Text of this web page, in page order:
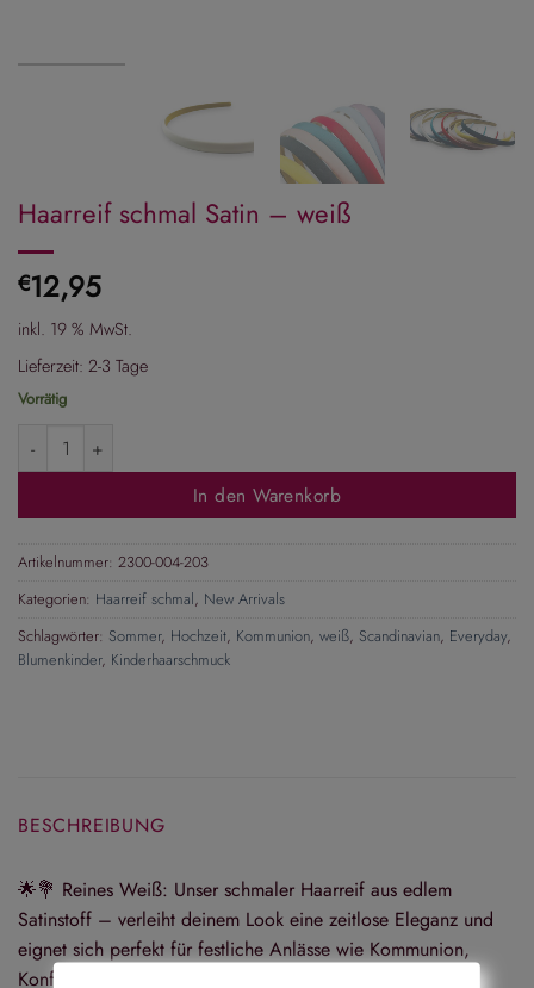
Haarreif schmal Satin – weiß
€12,95
inkl. 19 % MwSt.
Lieferzeit: 2-3 Tage
Vorrätig
Haarreif schmal Satin - weiß Menge
In den Warenkorb
Artikelnummer: 2300-004-203
Kategorien: Haarreif schmal, New Arrivals
Schlagwörter: Sommer, Hochzeit, Kommunion, weiß, Scandinavian, Everyday,
Blumenkinder, Kinderhaarschmuck
BESCHREIBUNG
🌟💐 Reines Weiß: Unser schmaler Haarreif aus edlem
Satinstoff – verleiht deinem Look eine zeitlose Eleganz und
eignet sich perfekt für festliche Anlässe wie Kommunion,
Konfirmation und als Accessoire für Blumenkinder!